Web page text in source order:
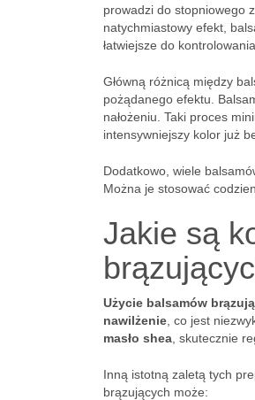
prowadzi do stopniowego
natychmiastowy efekt,
łatwiejsze do kontrolowania.
Główną różnicą między
pożądanego efektu.
nałożeniu. Taki proces
intensywniejszy kolor już
Dodatkowo, wiele
Można je stosować
Jakie są
Użycie balsamów
nawilżenie , co jest
masło shea , skutecznie
Inną istotną zaletą tych
brązujących może: